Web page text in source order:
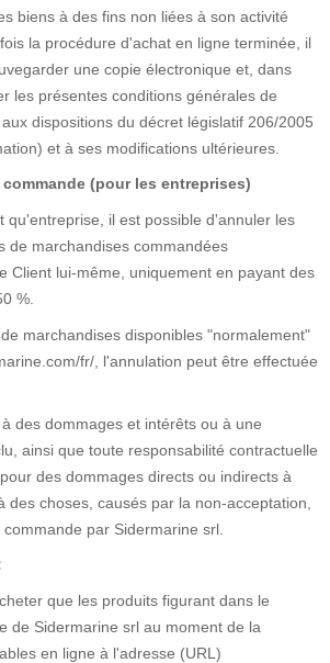
biens à des fins non liées à son activité
la procédure d'achat en ligne terminée, il
une copie électronique et, dans
les présentes conditions générales de
dispositions du décret législatif 206/2005
et à ses modifications ultérieures.
(pour les entreprises)
qu'entreprise, il est possible d'annuler les
de marchandises commandées
Client lui-même, uniquement en payant des
%.
marchandises disponibles "normalement"
fr/, l'annulation peut être effectuée
des dommages et intérêts ou à une
ainsi que toute responsabilité contractuelle
des dommages directs ou indirects à
des choses, causés par la non-acceptation,
par Sidermarine srl.
que les produits figurant dans le
de Sidermarine srl au moment de la
en ligne à l'adresse (URL)